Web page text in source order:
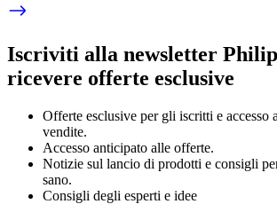
Iscriviti alla newsletter
ricevere offerte esclusive
Offerte esclusive per gli iscritti e accesso
vendite.
Accesso anticipato alle offerte.
Notizie sul lancio di prodotti e consigli
sano.
Consigli degli esperti e idee